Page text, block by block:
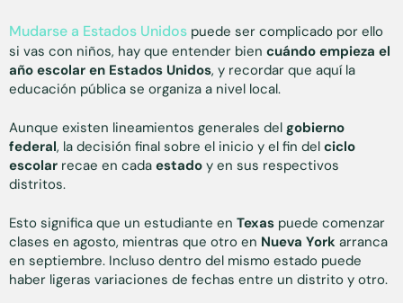
Mudarse a Estados Unidos puede ser complicado por ello
si vas con niños, hay que entender bien cuándo empieza el
año escolar en Estados Unidos, y recordar que aquí la
educación pública se organiza a nivel local.
Aunque existen lineamientos generales del gobierno
federal, la decisión final sobre el inicio y el fin del ciclo
escolar recae en cada estado y en sus respectivos
distritos.
Esto significa que un estudiante en Texas puede comenzar
clases en agosto, mientras que otro en Nueva York arranca
en septiembre. Incluso dentro del mismo estado puede
haber ligeras variaciones de fechas entre un distrito y otro.